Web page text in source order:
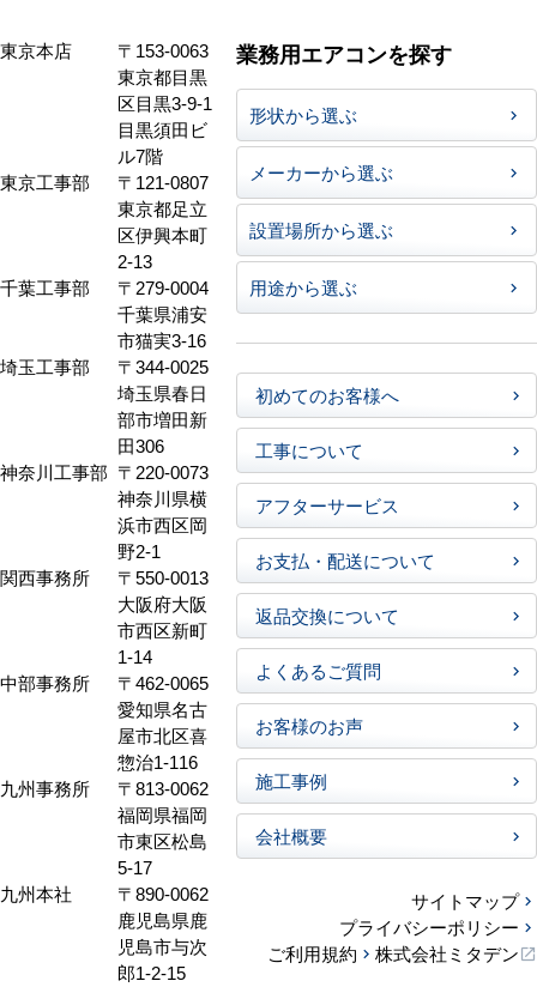
東京本店
〒153-0063
東京都目黒
区目黒3-9-1
目黒須田ビ
ル7階
東京工事部
〒121-0807
東京都足立
区伊興本町
2-13
千葉工事部
〒279-0004
千葉県浦安
市猫実3-16
埼玉工事部
〒344-0025
埼玉県春日
部市増田新
田306
神奈川工事部 〒220-0073
神奈川県横
浜市西区岡
野2-1
関西事務所
〒550-0013
大阪府大阪
市西区新町
1-14
中部事務所
〒462-0065
愛知県名古
屋市北区喜
惣治1-116
九州事務所
〒813-0062
福岡県福岡
市東区松島
5-17
九州本社
〒890-0062
鹿児島県鹿
児島市与次
郎1-2-15
業務用エアコンを探す
形状から選ぶ
メーカーから選ぶ
設置場所から選ぶ
用途から選ぶ
初めてのお客様へ
工事について
アフターサービス
お支払・配送について
返品交換について
よくあるご質問
お客様のお声
施工事例
会社概要
サイトマップ
プライバシーポリシー
ご利用規約
株式会社ミタデン